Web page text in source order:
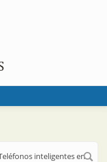
inteligentes en